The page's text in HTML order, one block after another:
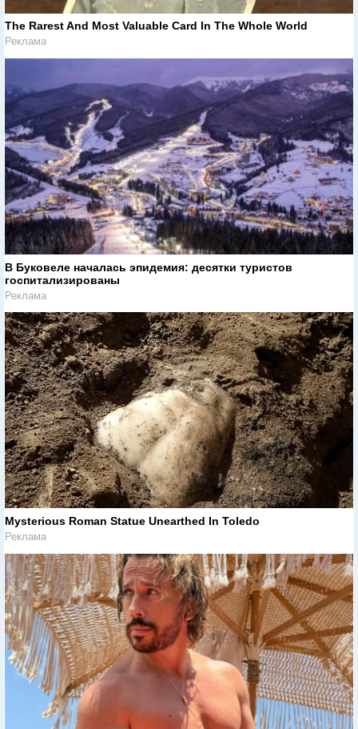
The Rarest And Most Valuable Card In The Whole World
Реклама
В Буковеле началась эпидемия: десятки туристов
госпитализированы
Реклама
Mysterious Roman Statue Unearthed In Toledo
Реклама